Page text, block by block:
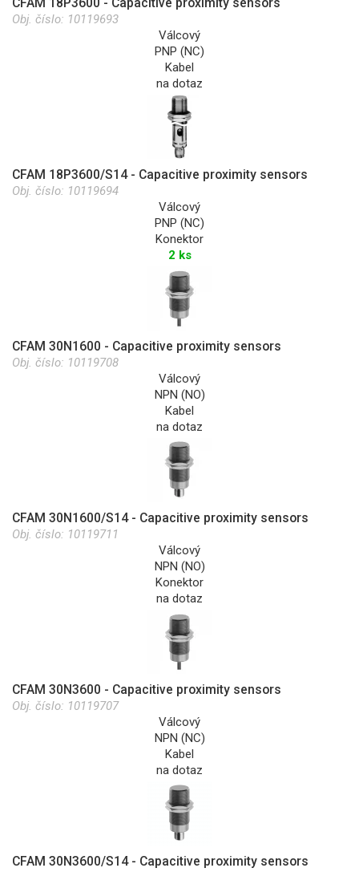
Obj. číslo: 10119693
Válcový
PNP (NC)
Kabel
na dotaz
CFAM 18P3600/S14 - Capacitive proximity sensors
Obj. číslo: 10119694
Válcový
PNP (NC)
Konektor
2 ks
CFAM 30N1600 - Capacitive proximity sensors
Obj. číslo: 10119708
Válcový
NPN (NO)
Kabel
na dotaz
CFAM 30N1600/S14 - Capacitive proximity sensors
Obj. číslo: 10119711
Válcový
NPN (NO)
Konektor
na dotaz
CFAM 30N3600 - Capacitive proximity sensors
Obj. číslo: 10119707
Válcový
NPN (NC)
Kabel
na dotaz
CFAM 30N3600/S14 - Capacitive proximity sensors